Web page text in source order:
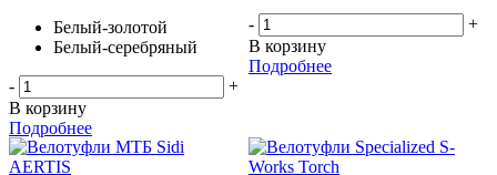
Белый-золотой
Белый-серебряный
-
+
В корзину
Подробнее
-
+
В корзину
Подробнее